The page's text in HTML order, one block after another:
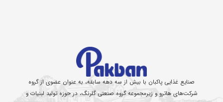
صنایع غذایی پاکبان با بیش از سه دهه سابقه، به عنوان عضوی از گروه
شرکت‌های هاترو و زیرمجموعه گروه صنعتی گلرنگ، در حوزه تولید لبنیات و